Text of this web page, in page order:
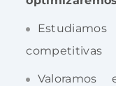
competitivas
Valoramos